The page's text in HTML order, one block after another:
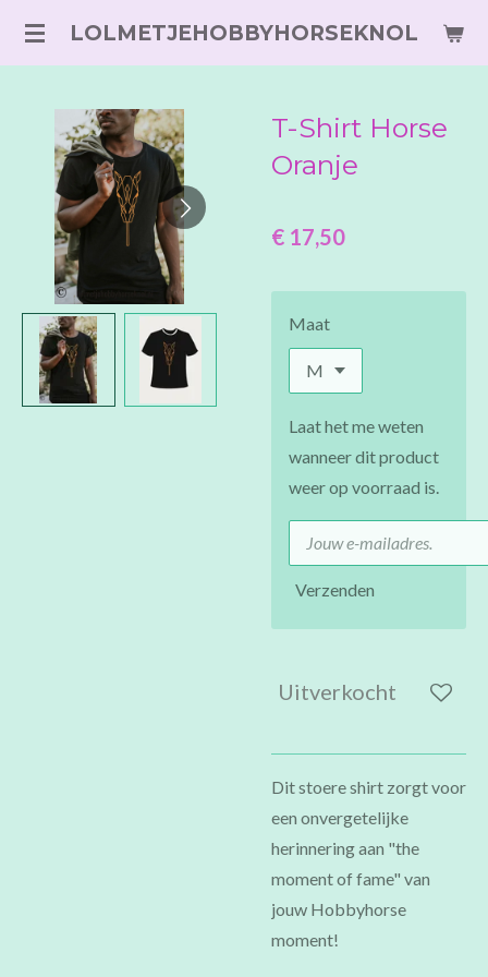
Ga
hoofdinhoud
LOLMETJEHOBBYHORSEKNOL
T-Shirt Horse
Oranje
€ 17,50
Maat
Laat het me weten
wanneer dit product
weer op voorraad is.
Verzenden
Uitverkocht
Dit stoere shirt zorgt voor
een onvergetelijke
herinnering aan "the
moment of fame" van
jouw Hobbyhorse
moment!